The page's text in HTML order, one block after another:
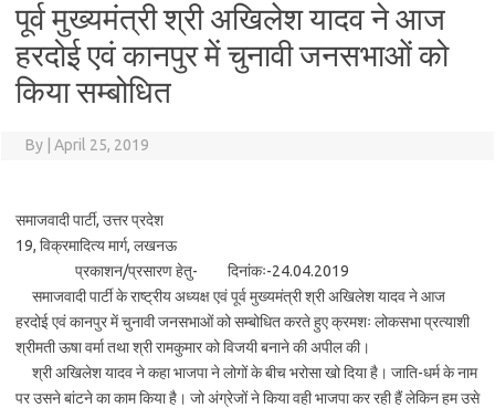
पूर्व मुख्यमंत्री श्री अखिलेश यादव ने आज
हरदोई एवं कानपुर में चुनावी जनसभाओं को
किया सम्बोधित
By April 25, 2019
समाजवादी पार्टी, उत्तर प्रदेश
19, विक्रमादित्य मार्ग, लखनऊ
प्रकाशन/प्रसारण हेतु- दिनांकः-24.04.2019
समाजवादी पार्टी के राष्ट्रीय अध्यक्ष एवं पूर्व मुख्यमंत्री श्री अखिलेश यादव ने आज
हरदोई एवं कानपुर में चुनावी जनसभाओं को सम्बोधित करते हुए क्रमशः लोकसभा प्रत्याशी
श्रीमती ऊषा वर्मा तथा श्री रामकुमार को विजयी बनाने की अपील की।
श्री अखिलेश यादव ने कहा भाजपा ने लोगों के बीच भरोसा खो दिया है। जाति-धर्म के नाम
पर उसने बांटने का काम किया है। जो अंग्रेजों ने किया वही भाजपा कर रही हैं लेकिन हम उसे